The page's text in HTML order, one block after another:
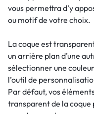
vous permettra d’y
ou motif de votre choix.
La coque est
un arrière plan d’une
sélectionner une
l’outil de
Par défaut, vos
transparent de la